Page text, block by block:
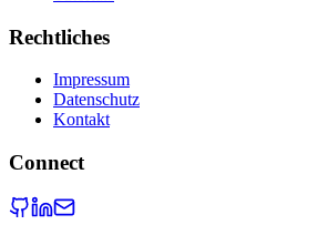
Rechtliches
Impressum
Datenschutz
Kontakt
Connect